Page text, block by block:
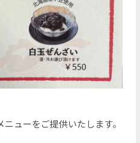
ューをご提供いたします。